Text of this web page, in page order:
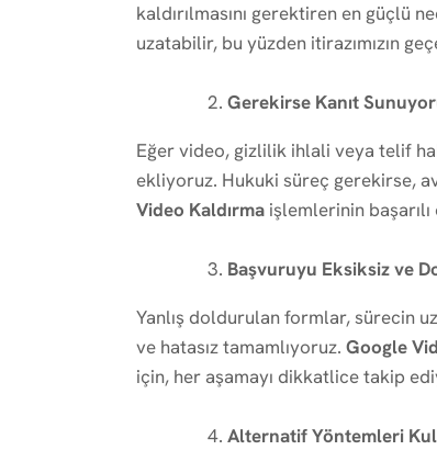
kaldırılmasını gerektiren en güçlü
uzatabilir, bu yüzden itirazımızın
Gerekirse Kanıt
Eğer video, gizlilik ihlali veya telif
ekliyoruz. Hukuki süreç gerekirse,
Video Kaldırma işlemlerinin
Başvuruyu Eksiksiz ve
Yanlış doldurulan formlar, sürecin
ve hatasız tamamlıyoruz. Google
için, her aşamayı dikkatlice takip
Alternatif Yöntemleri